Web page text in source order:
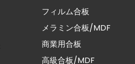
フィルム合板
メラミン合板/MDF
商業用合板
高級合板/MDF